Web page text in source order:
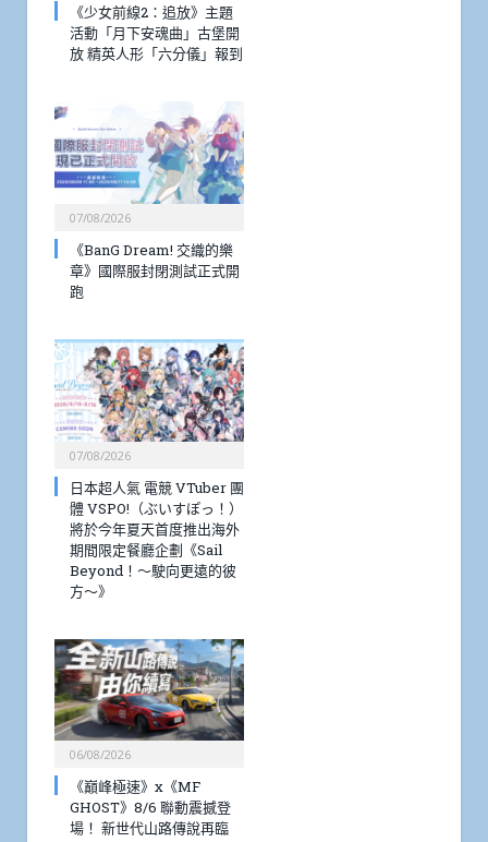
《少女前線2：追放》主題
活動「月下安魂曲」古堡開
放 精英人形「六分儀」報到
07/08/2026
《BanG Dream! 交織的樂
章》國際服封閉測試正式開
跑
07/08/2026
日本超人氣 電競 VTuber 團
體 VSPO!（ぶいすぽっ！）
將於今年夏天首度推出海外
期間限定餐廳企劃《Sail
Beyond！～駛向更遠的彼
方～》
06/08/2026
《巔峰極速》x《MF
GHOST》8/6 聯動震撼登
場！ 新世代山路傳說再臨